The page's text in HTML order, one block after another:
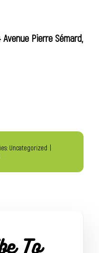
Pierre Sémard,
Uncategorized
To